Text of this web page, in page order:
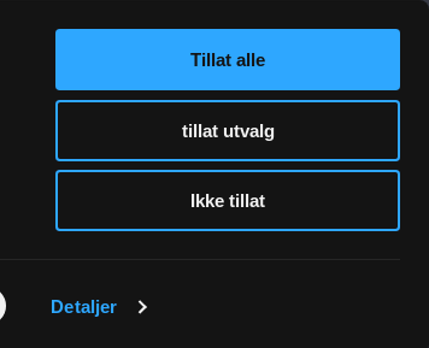
Detaljer
Tillat alle
tillat utvalg
Ikke tillat
Følg oss